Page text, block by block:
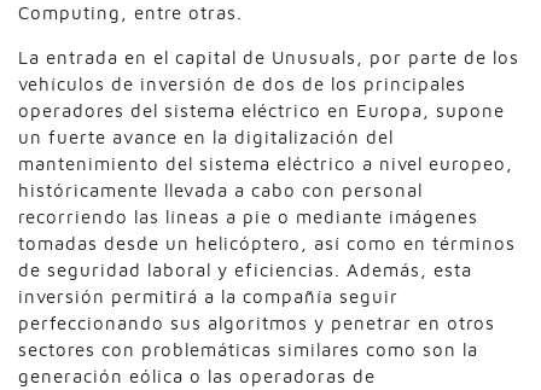
Computing, entre otras.
La entrada en el capital de Unusuals, por parte de los
vehículos de inversión de dos de los principales
operadores del sistema eléctrico en Europa, supone
un fuerte avance en la digitalización del
mantenimiento del sistema eléctrico a nivel europeo,
históricamente llevada a cabo con personal
recorriendo las líneas a pie o mediante imágenes
tomadas desde un helicóptero, así como en términos
de seguridad laboral y eficiencias. Además, esta
inversión permitirá a la compañía seguir
perfeccionando sus algoritmos y penetrar en otros
sectores con problemáticas similares como son la
generación eólica o las operadoras de